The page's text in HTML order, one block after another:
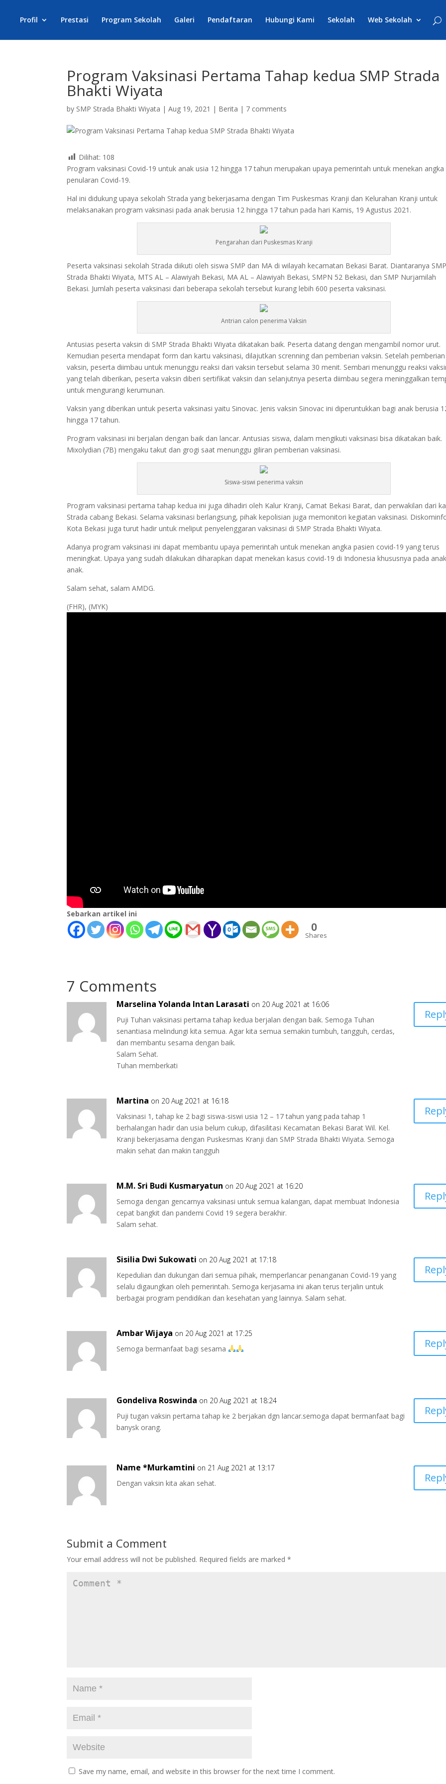
Profil Prestasi Program Sekolah Galeri Pendaftaran Hubungi Kami Sekolah Web Sekolah
Program Vaksinasi Pertama Tahap kedua SMP Strada
Bhakti Wiyata
by SMP Strada Bhakti Wiyata |Aug 19, 2021 | Berita | 7 comments
Dilihat: 108
Program vaksinasi Covid-19 untuk anak usia 12 hingga 17 tahun merupakan upaya pemerintah untuk menekan angka
penularan Covid-19.
Hal ini didukung upaya sekolah Strada yang bekerjasama dengan Tim Puskesmas Kranji dan Kelurahan Kranji untuk
melaksanakan program vaksinasi pada anak berusia 12 hingga 17 tahun pada hari Kamis, 19 Agustus 2021.
Pengarahan dari Puskesmas Kranji
Peserta vaksinasi sekolah Strada diikuti oleh siswa SMP dan MA di wilayah kecamatan Bekasi Barat. Diantaranya
Strada Bhakti Wiyata, MTS AL – Alawiyah Bekasi, MA AL – Alawiyah Bekasi, SMPN 52 Bekasi, dan SMP Nurjamilah
Bekasi. Jumlah peserta vaksinasi dari beberapa sekolah tersebut kurang lebih 600 peserta vaksinasi.
Antrian calon penerima Vaksin
Antusias peserta vaksin di SMP Strada Bhakti Wiyata dikatakan baik. Peserta datang dengan mengambil nomor urut.
Kemudian peserta mendapat form dan kartu vaksinasi, dilajutkan screnning dan pemberian vaksin. Setelah pemberian
vaksin, peserta diimbau untuk menunggu reaksi dari vaksin tersebut selama 30 menit. Sembari menunggu reaksi
yang telah diberikan, peserta vaksin diberi sertifikat vaksin dan selanjutnya peserta diimbau segera meninggalkan
untuk mengurangi kerumunan.
Vaksin yang diberikan untuk peserta vaksinasi yaitu Sinovac. Jenis vaksin Sinovac ini diperuntukkan bagi anak berusia
hingga 17 tahun.
Program vaksinasi ini berjalan dengan baik dan lancar. Antusias siswa, dalam mengikuti vaksinasi bisa dikatakan baik.
Mixolydian (7B) mengaku takut dan grogi saat menunggu giliran pemberian vaksinasi.
Siswa-siswi penerima vaksin
Program vaksinasi pertama tahap kedua ini juga dihadiri oleh Kalur Kranji, Camat Bekasi Barat, dan perwakilan dari
Strada cabang Bekasi. Selama vaksinasi berlangsung, pihak kepolisian juga memonitori kegiatan vaksinasi.
Kota Bekasi juga turut hadir untuk meliput penyelenggaran vaksinasi di SMP Strada Bhakti Wiyata.
Adanya program vaksinasi ini dapat membantu upaya pemerintah untuk menekan angka pasien covid-19 yang terus
meningkat. Upaya yang sudah dilakukan diharapkan dapat menekan kasus covid-19 di Indonesia khususnya pada
anak.
Salam sehat, salam AMDG.
(FHR), (MYK)
Sebarkan artikel ini
0
Shares
7 Comments
Marselina Yolanda Intan Larasati on 20 Aug 2021 at 16:06
Puji Tuhan vaksinasi pertama tahap kedua berjalan dengan baik. Semoga Tuhan
senantiasa melindungi kita semua. Agar kita semua semakin tumbuh, tangguh, cerdas,
dan membantu sesama dengan baik.
Salam Sehat.
Tuhan memberkati
Martina on 20 Aug 2021 at 16:18
Vaksinasi 1, tahap ke 2 bagi siswa-siswi usia 12 – 17 tahun yang pada tahap 1
berhalangan hadir dan usia belum cukup, difasilitasi Kecamatan Bekasi Barat Wil. Kel.
Kranji bekerjasama dengan Puskesmas Kranji dan SMP Strada Bhakti Wiyata. Semoga
makin sehat dan makin tangguh
M.M. Sri Budi Kusmaryatun on 20 Aug 2021 at 16:20
Semoga dengan gencarnya vaksinasi untuk semua kalangan, dapat membuat Indonesia
cepat bangkit dan pandemi Covid 19 segera berakhir.
Salam sehat.
Sisilia Dwi Sukowati on 20 Aug 2021 at 17:18
Kepedulian dan dukungan dari semua pihak, memperlancar penanganan Covid-19 yang
selalu digaungkan oleh pemerintah. Semoga kerjasama ini akan terus terjalin untuk
berbagai program pendidikan dan kesehatan yang lainnya. Salam sehat.
Ambar Wijaya on 20 Aug 2021 at 17:25
Semoga bermanfaat bagi sesama
Gondeliva Roswinda on 20 Aug 2021 at 18:24
Puji tugan vaksin pertama tahap ke 2 berjakan dgn lancar.semoga dapat bermanfaat bagi
banysk orang.
Name *Murkamtini on 21 Aug 2021 at 13:17
Dengan vaksin kita akan sehat.
Submit a Comment
Your email address will not be published. Required fields are marked*
Save my name, email, and website in this browser for the next time I comment.